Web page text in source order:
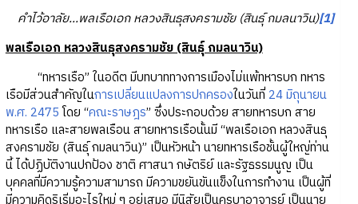
คำไว้อาลัย...พลเรือเอก หลวงสินธุสงครามชัย (สินธุ์ กมลนาวิน)[1]
พลเรือเอก หลวงสินธุสงครามชัย (สินธุ์ กมลนาวิน)
“ทหารเรือ” ในอดีต มีบทบาททางการเมืองไม่แพ้ทหารบก ทหาร
เรือมีส่วนสำคัญในการเปลี่ยนแปลงการปกครองในวันที่ 24 มิถุนายน
พ.ศ. 2475โดย “คณะราษฎร” ซึ่งประกอบด้วย สายทหารบก สาย
ทหารเรือ และสายพลเรือน สายทหารเรือนั้นมี “พลเรือเอก หลวงสินธุ
สงครามชัย (สินธุ์ กมลนาวิน)” เป็นหัวหน้า นายทหารเรือชั้นผู้ใหญ่ท่าน
นี้ ได้ปฏิบัติงานปกป้อง ชาติ ศาสนา กษัตริย์ และรัฐธรรมนูญ เป็น
บุคคลที่มีความรู้ความสามารถ มีความขยันขันแข็งในการทำงาน เป็นผู้ที่